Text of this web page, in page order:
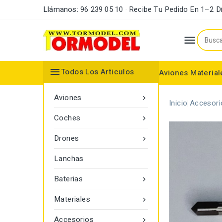
Llámanos: 96 239 05 10 · Recibe Tu Pedido En 1–2

Aviones
Todos Los Articulos

Aviones

Coches

Drones
Lanchas

Baterias

Materiales

Accesorios
Inicio